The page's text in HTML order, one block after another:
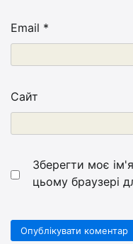
Email *
Сайт
Зберегти моє
цьому браузері